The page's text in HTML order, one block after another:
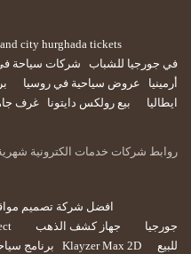
city hurghada tickets
في جورجيا للشباب
شركات سياحة في
أرمينيا
عروض سياحية في روسيا
ايطاليا
بيع رولكس دايتونا غرف
روابط شركات خدمات الكترونية
افضل شركة تصميم
جورجيا
جهاز كشف الذهب
للبيع
Klayzer Max 2D برنامج